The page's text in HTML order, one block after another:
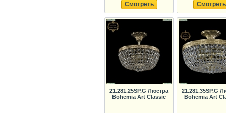
Смотреть Смотреть
21.281.25SP.G Люстра
Bohemia Art Classic
21.281.35SP.G
Bohemia Art